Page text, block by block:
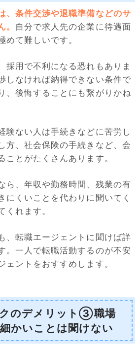
、条件交渉や退職準備などのサ
。 自分で求人先の企業に待遇面
めて難しいです。
採用で不利になる恐れもありま
しなければ納得できない条件で
、後悔することにも繋がりかね
験ない人は手続きなどに苦労し
方、社会保険の手続きなど、会
ことがたくさんあります。
ら、年収や勤務時間、残業の有
にくいことを代わりに聞いてく
くれます。
、転職エージェントに聞けば詳
。一人で転職活動するのが不安
ェントをおすすめします。
のデメリット③職場
かいことは聞けない